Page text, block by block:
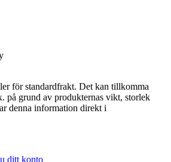
för standardfrakt. Det kan tillkomma
på grund av produkternas vikt, storlek
denna information direkt i
ditt konto